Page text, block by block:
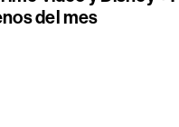
del mes